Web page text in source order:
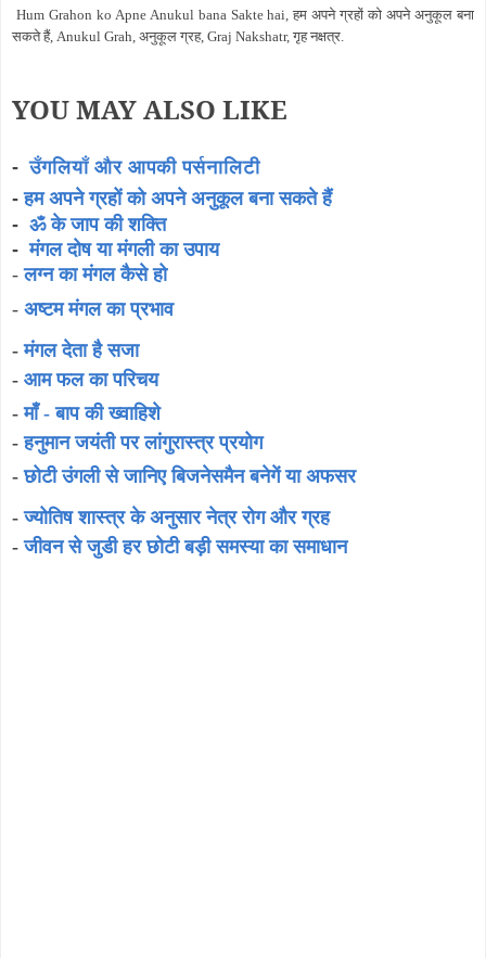
Hum Grahon ko Apne Anukul bana Sakte hai, हम अपने ग्रहों को अपने अनुकूल बना
सकते हैं, Anukul Grah, अनुकूल ग्रह, Graj Nakshatr, गृह नक्षत्र.
YOU MAY ALSO LIKE
-उँगलियाँ और आपकी पर्सनालिटी
-हम अपने ग्रहों को अपने अनुकूल बना सकते हैं
- ॐ के जाप की शक्ति
- मंगल दोष या मंगली का उपाय
-लग्न का मंगल कैसे हो
- अष्टम मंगल का प्रभाव
-मंगल देता है सजा
- आम फल का परिचय
-माँ - बाप की ख्वाहिशे
-हनुमान जयंती पर लांगुरास्त्र प्रयोग
-छोटी उंगली से जानिए बिजनेसमैन बनेगें या अफसर
-ज्योतिष शास्त्र के अनुसार नेत्र रोग और ग्रह
-जीवन से जुडी हर छोटी बड़ी समस्या का समाधान